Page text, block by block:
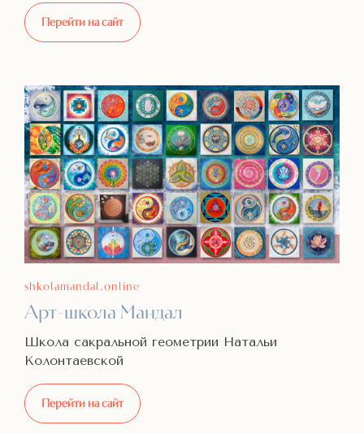
Перейти на сайт
shkolamandal.online
Арт-школа Мандал
Школа сакральной геометрии Натальи
Колонтаевской
Перейти на сайт